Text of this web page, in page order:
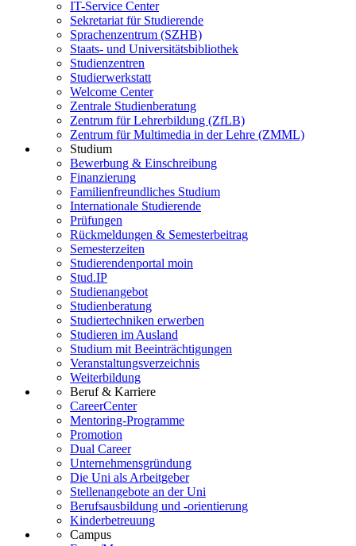
IT-Service Center
Sekretariat für Studierende
Sprachenzentrum (SZHB)
Staats- und Universitätsbibliothek
Studienzentren
Studierwerkstatt
Welcome Center
Zentrale Studienberatung
Zentrum für Lehrerbildung (ZfLB)
Zentrum für Multimedia in der Lehre (ZMML)
Studium
Bewerbung & Einschreibung
Finanzierung
Familienfreundliches Studium
Internationale Studierende
Prüfungen
Rückmeldungen & Semesterbeitrag
Semesterzeiten
Studierendenportal moin
Stud.IP
Studienangebot
Studienberatung
Studiertechniken erwerben
Studieren im Ausland
Studium mit Beeinträchtigungen
Veranstaltungsverzeichnis
Weiterbildung
Beruf & Karriere
CareerCenter
Mentoring-Programme
Promotion
Dual Career
Unternehmensgründung
Die Uni als Arbeitgeber
Stellenangebote an der Uni
Berufsausbildung und -orientierung
Kinderbetreuung
Campus